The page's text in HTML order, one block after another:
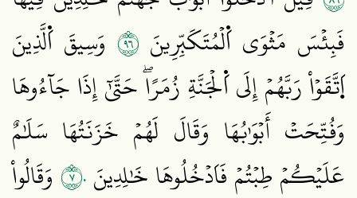
فَبِئۡسَ مَثۡوَى اَ۬لۡمُتَكَبِّرِينَ ٦٩ وَسِيقَ اَ۬لَّذِينَ
اَ۪تَّقَوۡاْ رَبَّهُمۡ إِلَى اَ۬لۡجَنَّةِ زُمَرًاۖ حَتَّىٰٓ إِذَا جَآءُوهَا
وَفُتِّحَتۡ أَبۡوَٰبُهَا وَقَالَ لَهُمۡ خَزَنَتُهَا سَلَٰمٌ
عَلَيۡكُمۡ طِبۡتُمۡ فَاَدۡخُلُوهَا خَٰلِدِينَ٧٠ وَقَالُواْ